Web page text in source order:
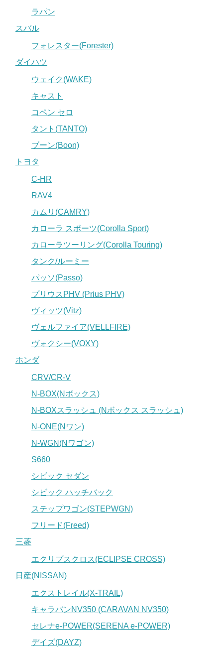
ラパン
スバル
フォレスター(Forester)
ダイハツ
ウェイク(WAKE)
キャスト
コペン セロ
タント(TANTO)
ブーン(Boon)
トヨタ
C-HR
RAV4
カムリ(CAMRY)
カローラ スポーツ(Corolla Sport)
カローラツーリング(Corolla Touring)
タンク/ルーミー
パッソ(Passo)
プリウスPHV (Prius PHV)
ヴィッツ(Vitz)
ヴェルファイア(VELLFIRE)
ヴォクシー(VOXY)
ホンダ
CRV/CR-V
N-BOX(Nボックス)
N-BOXスラッシュ (Nボックス スラッシュ)
N-ONE(Nワン)
N-WGN(Nワゴン)
S660
シビック セダン
シビック ハッチバック
ステップワゴン(STEPWGN)
フリード(Freed)
三菱
エクリプスクロス(ECLIPSE CROSS)
日産(NISSAN)
エクストレイル(X-TRAIL)
キャラバンNV350 (CARAVAN NV350)
セレナe-POWER(SERENA e-POWER)
デイズ(DAYZ)